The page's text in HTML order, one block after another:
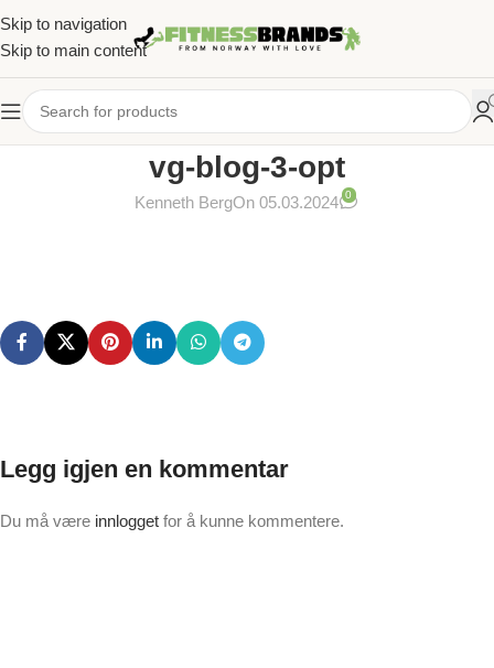
Skip to navigation
Skip to main content
vg-blog-3-opt
Kenneth BergOn 05.03.2024 0
Legg igjen en kommentar
Du må være innlogget for å kunne kommentere.